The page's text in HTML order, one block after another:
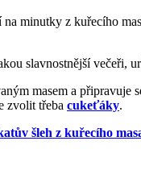
minutky z kuřecího
slavnostnější večeři,
masem a
zvolit třeba cukeťáky.
šleh z kuřecího